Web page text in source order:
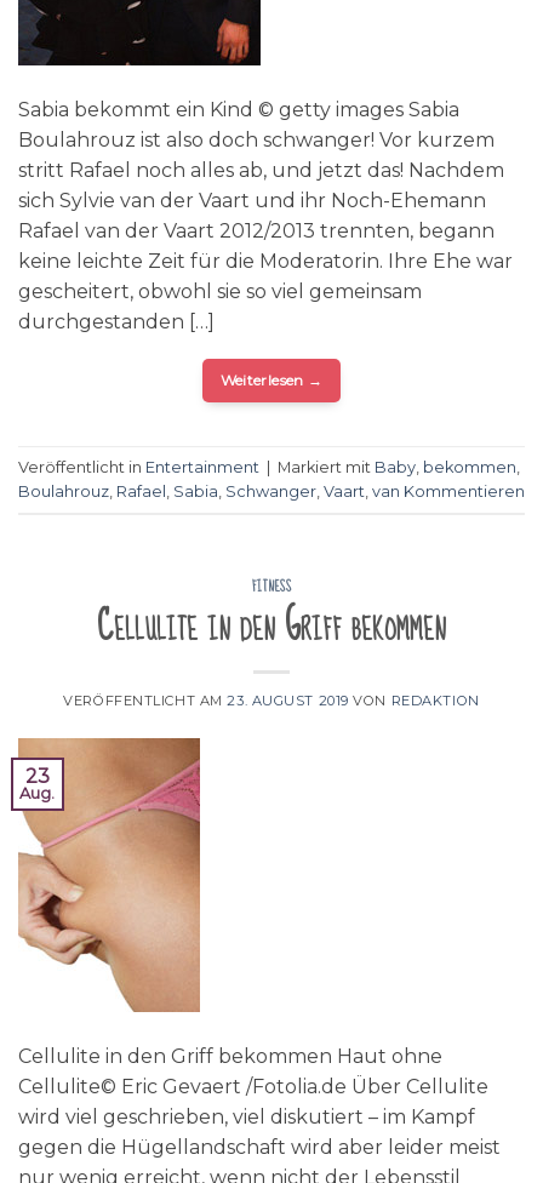
Sabia bekommt ein Kind © getty images Sabia
Boulahrouz ist also doch schwanger! Vor kurzem
stritt Rafael noch alles ab, und jetzt das! Nachdem
sich Sylvie van der Vaart und ihr Noch-Ehemann
Rafael van der Vaart 2012/2013 trennten, begann
keine leichte Zeit für die Moderatorin. Ihre Ehe war
gescheitert, obwohl sie so viel gemeinsam
durchgestanden […]
Weiterlesen →
Veröffentlicht in Entertainment | Markiert mit Baby bekommen
Boulahrouz Rafael Sabia Schwanger Vaart van Kommentieren
FITNESS
Cellulite in den Griff bekommen
VERÖFFENTLICHT AM23. AUGUST 2019 VON REDAKTION
23
Aug.
Cellulite in den Griff bekommen Haut ohne
Cellulite© Eric Gevaert /Fotolia.de Über Cellulite
wird viel geschrieben, viel diskutiert – im Kampf
gegen die Hügellandschaft wird aber leider meist
nur wenig erreicht, wenn nicht der Lebensstil